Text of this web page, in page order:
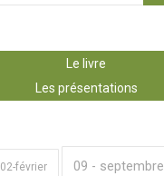
Le livre
Les présentations
02-février 09 - septembre